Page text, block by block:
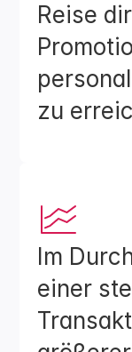
Reise
zu
Im
einer